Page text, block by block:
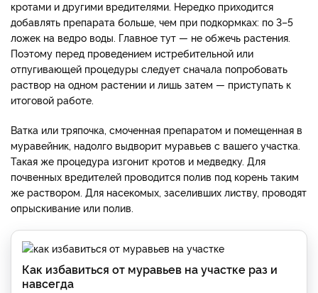
кротами и другими вредителями. Нередко приходится
добавлять препарата больше, чем при подкормках: по 3–5
ложек на ведро воды. Главное тут — не обжечь растения.
Поэтому перед проведением истребительной или
отпугивающей процедуры следует сначала попробовать
раствор на одном растении и лишь затем — приступать к
итоговой работе.
Ватка или тряпочка, смоченная препаратом и помещенная в
муравейник, надолго выдворит муравьев с вашего участка.
Такая же процедура изгонит кротов и медведку. Для
почвенных вредителей проводится полив под корень таким
же раствором. Для насекомых, заселивших листву, проводят
опрыскивание или полив.
Как избавиться от муравьев на участке раз и
навсегда